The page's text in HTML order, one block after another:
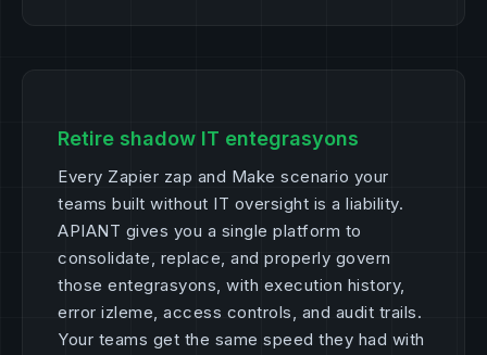
Retire shadow IT entegrasyons
Every Zapier zap and Make scenario your
teams built without IT oversight is a liability.
APIANT gives you a single platform to
consolidate, replace, and properly govern
those entegrasyons, with execution history,
error izleme, access controls, and audit trails.
Your teams get the same speed they had with